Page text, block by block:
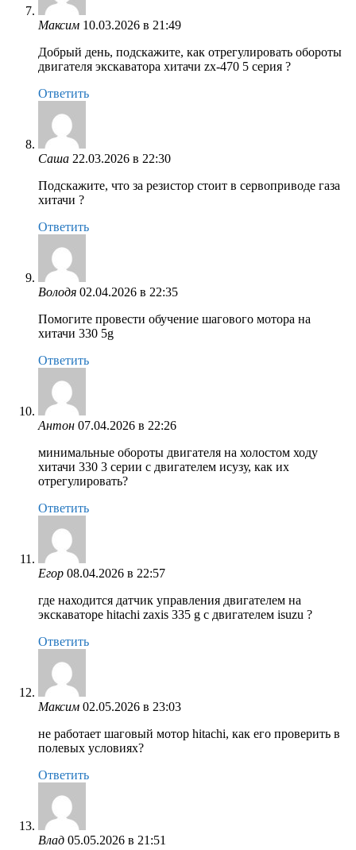
Максим 10.03.2026 в 21:49
Добрый день, подскажите, как отрегулировать обороты
двигателя экскаватора хитачи zx-470 5 ceрия ?
Ответить
Саша 22.03.2026 в 22:30
Подскажите, что за резистор стоит в сервоприводе газа
хитачи ?
Ответить
Володя 02.04.2026 в 22:35
Помогите провести обучение шагового мотора на
хитачи 330 5g
Ответить
Антон 07.04.2026 в 22:26
минимальные обороты двигателя на холостом ходу
хитачи 330 3 серии с двигателем исузу, как их
отрегулировать?
Ответить
Егор 08.04.2026 в 22:57
где находится датчик управления двигателем на
экскаваторе hitachi zaxis 335 g с двигателем isuzu ?
Ответить
Максим 02.05.2026 в 23:03
не работает шаговый мотор hitachi, как его проверить в
полевых условиях?
Ответить
Влад 05.05.2026 в 21:51